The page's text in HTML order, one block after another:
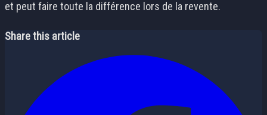
et peut faire toute la différence lors de la revente.
Share this article